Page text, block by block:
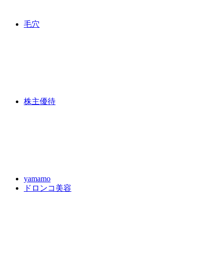
毛穴
株主優待
yamamo
ドロンコ美容